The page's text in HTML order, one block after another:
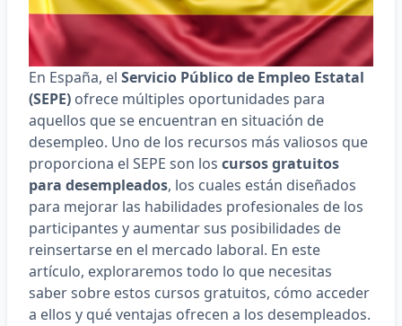
En España, el Servicio Público de Empleo Estatal
(SEPE) ofrece múltiples oportunidades para
aquellos que se encuentran en situación de
desempleo. Uno de los recursos más valiosos que
proporciona el SEPE son los cursos gratuitos
para desempleados, los cuales están diseñados
para mejorar las habilidades profesionales de los
participantes y aumentar sus posibilidades de
reinsertarse en el mercado laboral. En este
artículo, exploraremos todo lo que necesitas
saber sobre estos cursos gratuitos, cómo acceder
a ellos y qué ventajas ofrecen a los desempleados.